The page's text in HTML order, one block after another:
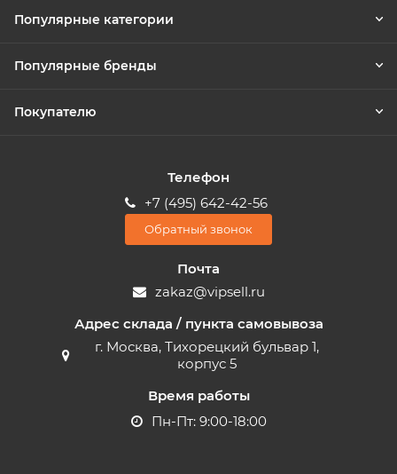
Популярные категории
Популярные бренды
Покупателю
Телефон
+7 (495) 642-42-56
Обратный звонок
Почта
zakaz@vipsell.ru
Адрес склада / пункта самовывоза
г. Москва, Тихорецкий бульвар 1,
корпус 5
Время работы
Пн-Пт: 9:00-18:00